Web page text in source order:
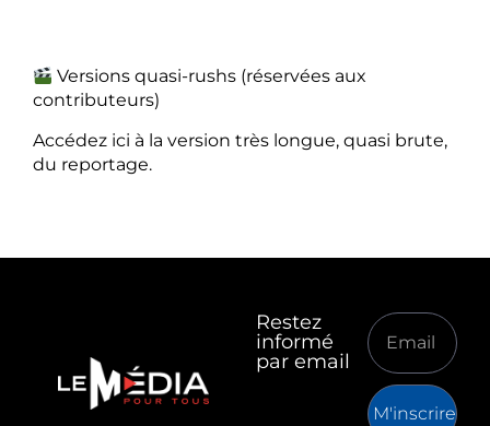
Versions quasi-rushs (réservées aux
contributeurs)
Accédez ici à la version très longue, quasi brute,
du reportage.
Restez
informé
par email
M'inscrire